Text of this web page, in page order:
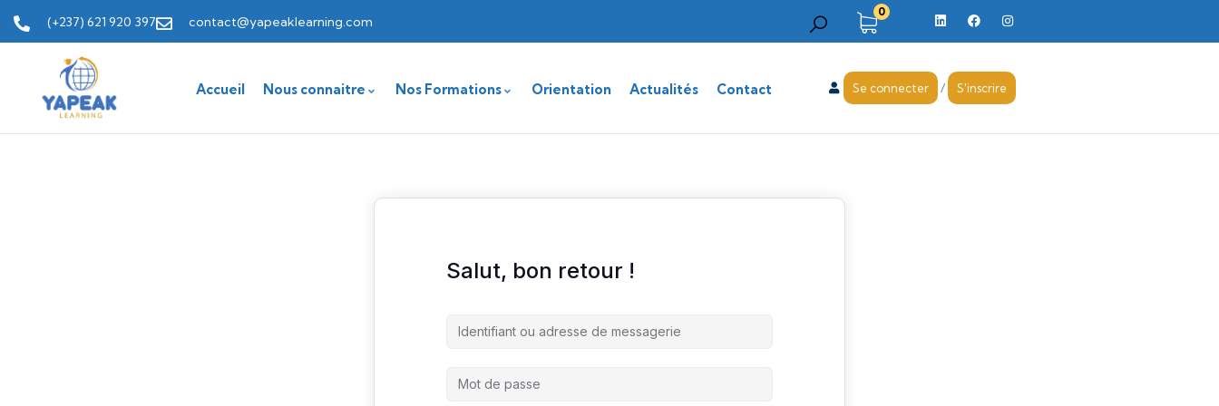
(+237) 621 920 397 contact@yapeaklearning.com
0
Accueil Nous connaitre Nos Formations Orientation Actualités Contact Se connecter / S'inscrire
Salut, bon retour !